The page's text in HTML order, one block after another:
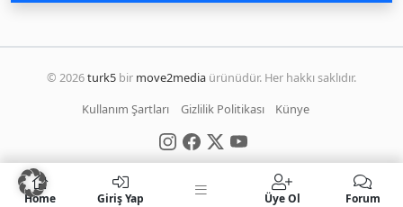
© 2026turk5 bir move2media ürünüdür. Her hakkı saklıdır.
Kullanım Şartları
Gizlilik Politikası Künye
Home Giriş Yap Üye Ol Forum